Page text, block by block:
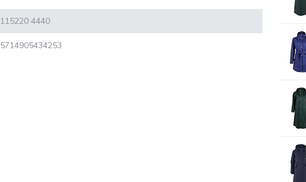
115220 4440
5714905434253